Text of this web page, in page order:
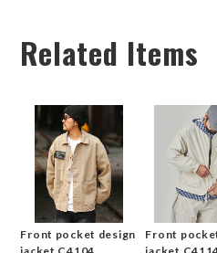
Related Items
Front pocket design
Front